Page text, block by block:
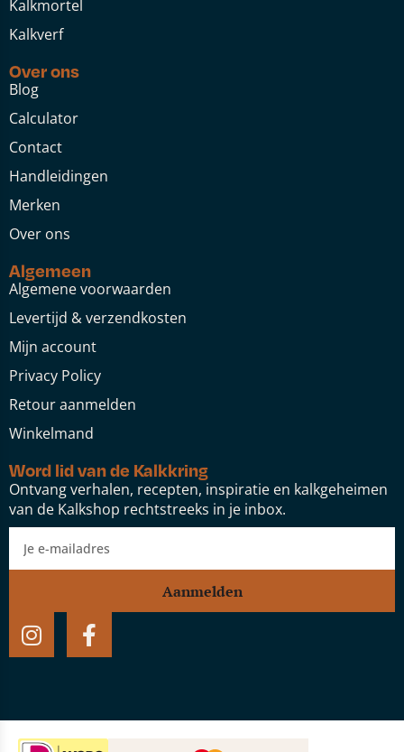
Kalkmortel
Kalkverf
Over ons
Blog
Calculator
Contact
Handleidingen
Merken
Over ons
Algemeen
Algemene voorwaarden
Levertijd & verzendkosten
Mijn account
Privacy Policy
Retour aanmelden
Winkelmand
Word lid van de Kalkkring
Ontvang verhalen, recepten, inspiratie en kalkgeheimen
van de Kalkshop rechtstreeks in je inbox.
Aanmelden